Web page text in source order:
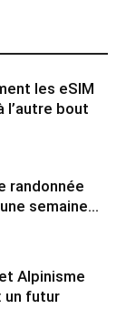
les eSIM
l’autre bout
randonnée
semaine...
Alpinisme
un futur